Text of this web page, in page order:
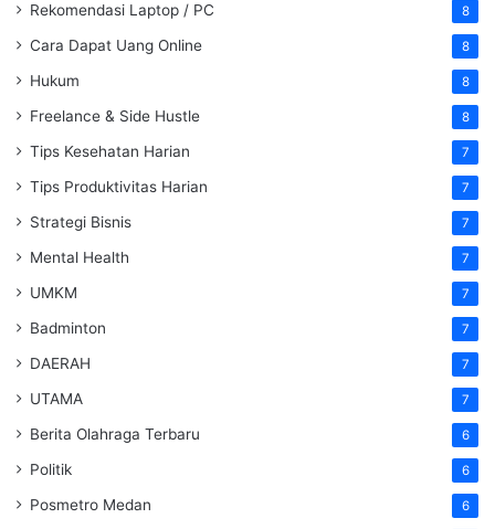
Rekomendasi Laptop / PC 8
Cara Dapat Uang Online 8
Hukum 8
Freelance & Side Hustle 8
Tips Kesehatan Harian 7
Tips Produktivitas Harian 7
Strategi Bisnis 7
Mental Health 7
UMKM 7
Badminton 7
DAERAH 7
UTAMA 7
Berita Olahraga Terbaru 6
Politik 6
Posmetro Medan 6